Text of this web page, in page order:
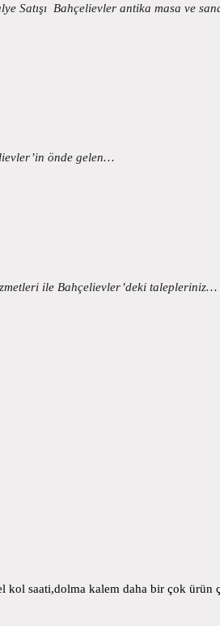
Satışı Bahçelievler antika masa ve
önde gelen…
ile Bahçelievler’deki talepleriniz…
kol saati,dolma kalem daha bir çok ürün